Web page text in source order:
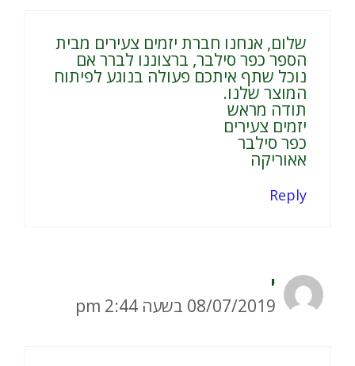
שלום, אנחנו חברת יזמים צעירים מבית
הספר כפר סילבר, ברצוננו לברר אם
נוכל שתף איתכם פעולה בנוגע לפיתוח
המוצר שלנו.
תודה מראש
יזמים צעירים
כפר סילבר
אאוריקה
Reply
י
08/07/2019 בשעה 2:44 pm